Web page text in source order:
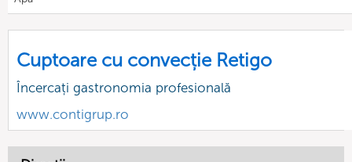
Cuptoare cu convecție Retigo
Încercați gastronomia profesională
www.contigrup.ro